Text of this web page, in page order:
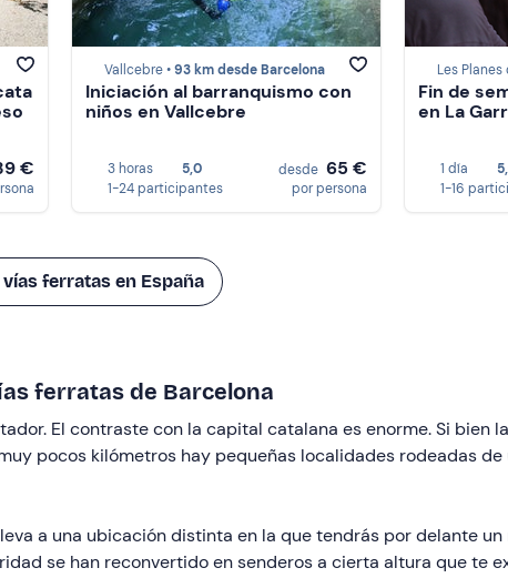
€
Vallcebre •93 km desde Barcelona
Iniciación al barranquismo con
niños en Vallcebre
3 horas
5,0
1-24 participantes
desde 65 €
por persona
Les Planes
Fin de
en La
1 día
1-16
ferratas en España
ferratas de Barcelona
El contraste con la capital catalana es enorme. Si bien
pocos kilómetros hay pequeñas localidades rodeadas
a una ubicación distinta en la que tendrás por delante
se han reconvertido en senderos a cierta altura que te